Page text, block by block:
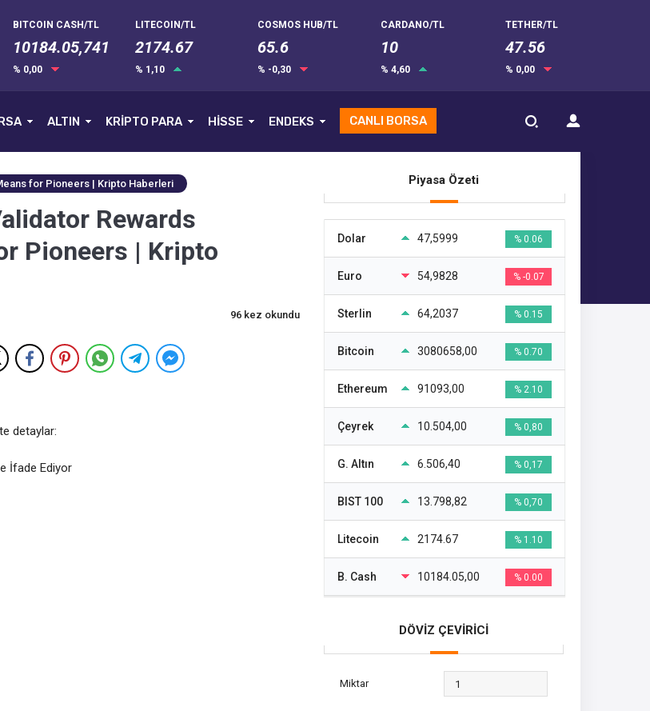
BITCOIN CASH/TL
10184.05,741
% 0,00
LITECOIN/TL
2174.67
% 1,10
COSMOS HUB/TL
65.6
% -0,30
CARDANO/TL
10
% 4,60
TETHER/TL
47.56
% 0,00
ALTIN KRİPTO PARA HİSSE ENDEKS CANLI BORSA
for Pioneers | Kripto Haberleri
Rewards
Pioneers | Kripto
96 kez okundu
detaylar:
İfade Ediyor
Piyasa Özeti
Dolar 47,5999 % 0.06
Euro 54,9828 % -0.07
Sterlin 64,2037 % 0.15
Bitcoin 3080658,00 % 0.70
Ethereum 91093,00 % 2.10
Çeyrek 10.504,00 % 0,80
G. Altın 6.506,40 % 0,17
BIST 100 13.798,82 % 0,70
Litecoin 2174.67 % 1.10
B. Cash 10184.05,00 % 0.00
DÖVİZ ÇEVİRİCİ
Miktar